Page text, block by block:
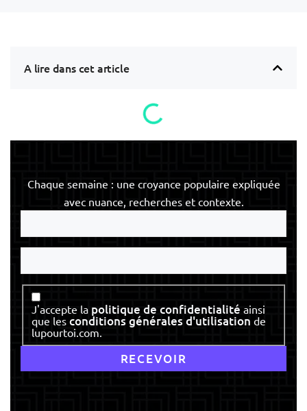
A lire dans cet article
Chaque semaine : une croyance populaire expliquée
avec nuance, recherches et contexte.
Votre
mail
Votre
Consentement
J'accepte la politique de confidentialité ainsi
que les conditions générales d'utilisation de
lupourtoi.com.